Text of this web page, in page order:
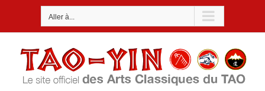
Aller à...